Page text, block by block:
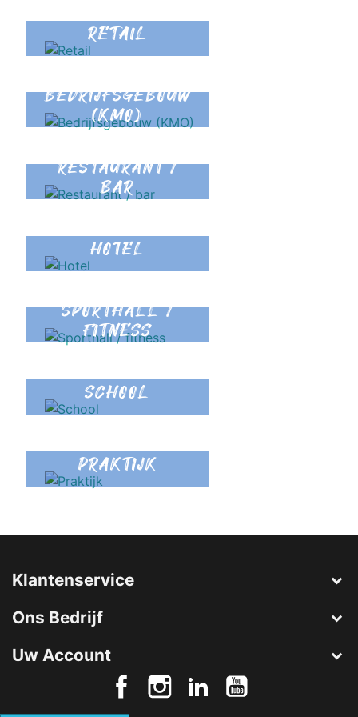
RETAIL
BEDRIJFSGEBOUW
(KMO)
RESTAURANT /
BAR
HOTEL
SPORTHALL /
FITNESS
SCHOOL
PRAKTIJK
Klantenservice
Ons Bedrijf
Uw Account